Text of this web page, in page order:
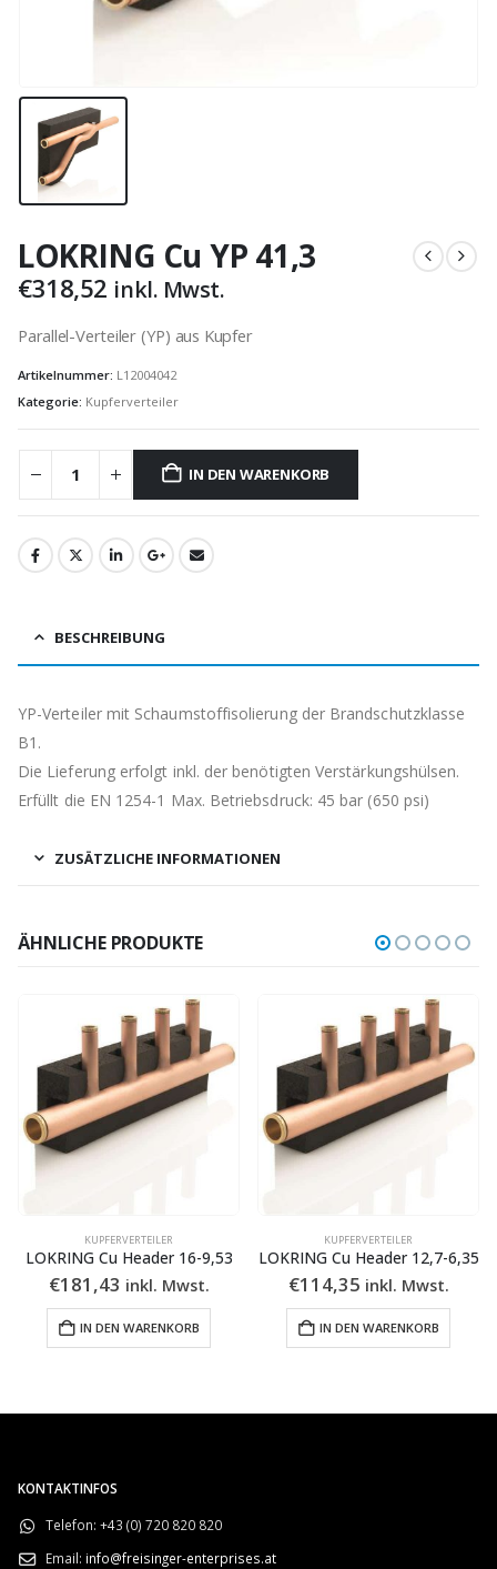
LOKRING Cu YP 41,3
€318,52 inkl. Mwst.
Parallel-Verteiler (YP) aus Kupfer
Artikelnummer: L12004042
Kategorie: Kupferverteiler
IN DEN WARENKORB
BESCHREIBUNG
YP-Verteiler mit Schaumstoffisolierung der Brandschutzklasse
B1.
Die Lieferung erfolgt inkl. der benötigten Verstärkungshülsen.
Erfüllt die EN 1254-1 Max. Betriebsdruck: 45 bar (650 psi)
ZUSÄTZLICHE INFORMATIONEN
ÄHNLICHE PRODUKTE
KUPFERVERTEILER
LOKRING Cu Header 16-9,53
181,43 inkl. Mwst.
IN DEN WARENKORB
KUPFERVERTEILER
LOKRING Cu Header 12,7-6,35
114,35 inkl. Mwst.
IN DEN WARENKORB
KONTAKTINFOS
Telefon: +43 (0) 720 820 820
Email: info@freisinger-enterprises.at